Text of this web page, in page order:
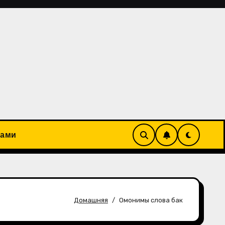
Домашняя Омонимы слова бак